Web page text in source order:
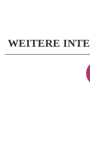
WEITERE